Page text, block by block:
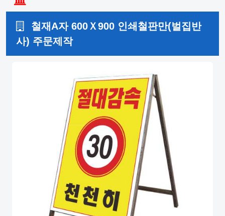
철재A자 600Ｘ900 인쇄철판만(벌집반
사) 주문제작